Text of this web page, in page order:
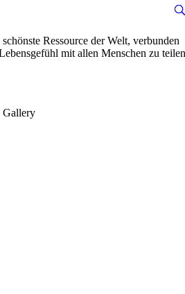
Ressource der Welt, verbunden
mit allen Menschen zu
Gallery